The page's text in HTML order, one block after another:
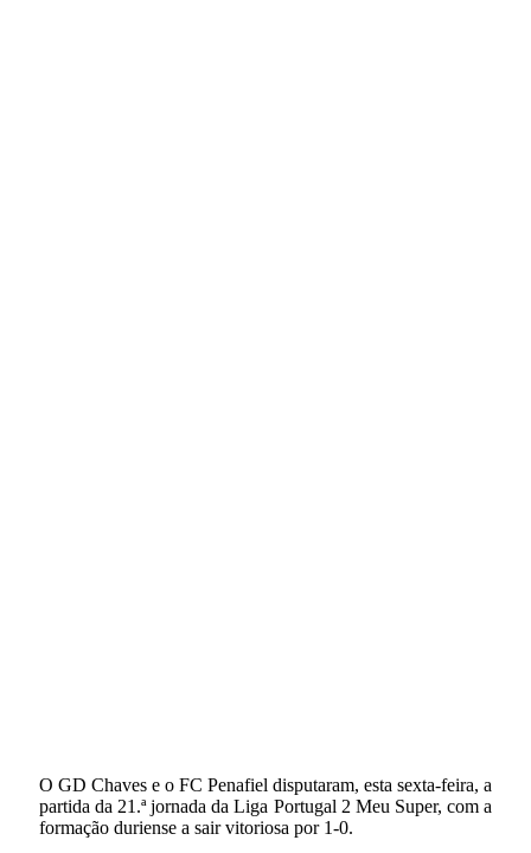
O GD Chaves e o FC Penafiel disputaram, esta sexta-feira, a
partida da 21.ª jornada da Liga Portugal 2 Meu Super, com a
formação duriense a sair vitoriosa por 1-0.